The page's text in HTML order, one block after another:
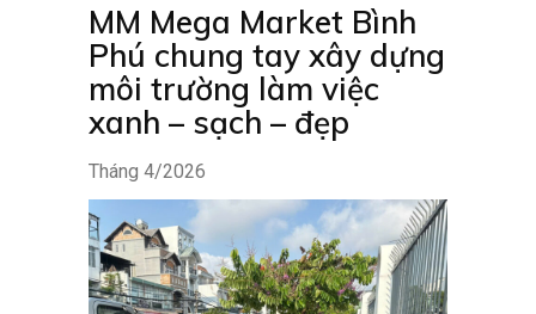
MM Mega Market Bình
Phú chung tay xây dựng
môi trường làm việc
xanh – sạch – đẹp
Tháng 4/2026